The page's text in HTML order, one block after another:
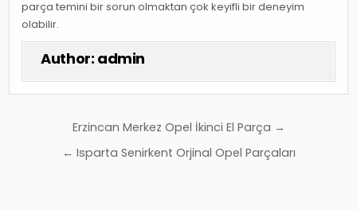
parça temini bir sorun olmaktan çok keyifli bir deneyim
olabilir.
Author: admin
gezinmesi
Erzincan Merkez Opel İkinci El Parça →
← Isparta Senirkent Orjinal Opel Parçaları